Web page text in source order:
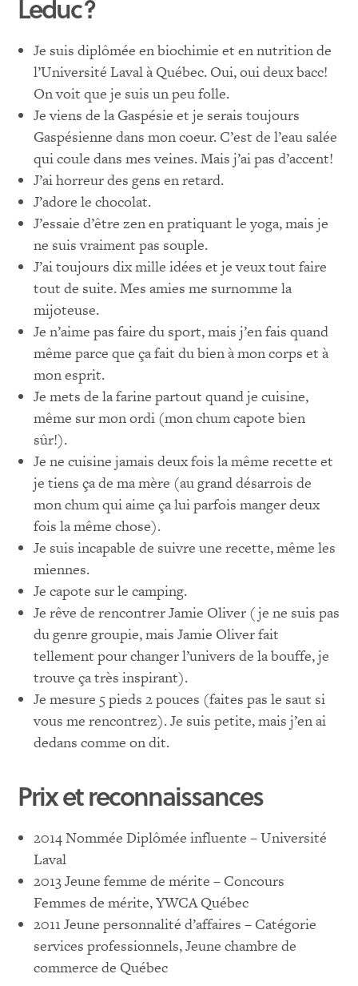
Leduc?
Je suis diplômée en biochimie et en nutrition de
l’Université Laval à Québec. Oui, oui deux bacc!
On voit que je suis un peu folle.
Je viens de la Gaspésie et je serais toujours
Gaspésienne dans mon coeur. C’est de l’eau salée
qui coule dans mes veines. Mais j’ai pas d’accent!
J’ai horreur des gens en retard.
J’adore le chocolat.
J’essaie d’être zen en pratiquant le yoga, mais je
ne suis vraiment pas souple.
J’ai toujours dix mille idées et je veux tout faire
tout de suite. Mes amies me surnomme la
mijoteuse.
Je n’aime pas faire du sport, mais j’en fais quand
même parce que ça fait du bien à mon corps et à
mon esprit.
Je mets de la farine partout quand je cuisine,
même sur mon ordi (mon chum capote bien
sûr!).
Je ne cuisine jamais deux fois la même recette et
je tiens ça de ma mère (au grand désarrois de
mon chum qui aime ça lui parfois manger deux
fois la même chose).
Je suis incapable de suivre une recette, même les
miennes.
Je capote sur le camping.
Je rêve de rencontrer Jamie Oliver (je ne suis pas
du genre groupie, mais Jamie Oliver fait
tellement pour changer l’univers de la bouffe, je
trouve ça très inspirant).
Je mesure 5 pieds 2 pouces (faites pas le saut si
vous me rencontrez). Je suis petite, mais j’en ai
dedans comme on dit.
Prix et reconnaissances
2014 Nommée Diplômée influente – Université
Laval
2013 Jeune femme de mérite – Concours
Femmes de mérite, YWCA Québec
2011 Jeune personnalité d’affaires – Catégorie
services professionnels, Jeune chambre de
commerce de Québec